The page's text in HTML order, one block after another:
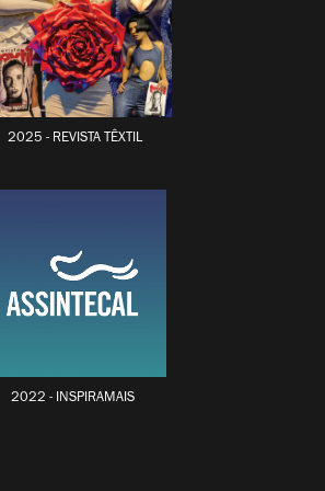
2025 - REVISTA TÊXTIL
2022 - INSPIRAMAIS